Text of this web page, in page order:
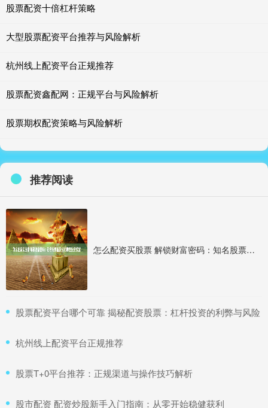
股票配资十倍杠杆策略
大型股票配资平台推荐与风险解析
杭州线上配资平台正规推荐
股票配资鑫配网：正规平台与风险解析
股票期权配资策略与风险解析
推荐阅读
怎么配资买股票 解锁财富密码：知名股票配资公司助您投资致富
​股票配资平台哪个可靠 揭秘配资股票：杠杆投资的利弊与风险
​杭州线上配资平台正规推荐
​股票T+0平台推荐：正规渠道与操作技巧解析
​股市配资 配资炒股新手入门指南：从零开始稳健获利